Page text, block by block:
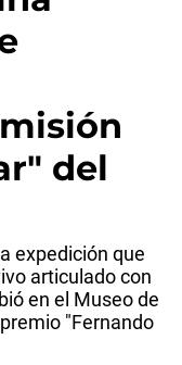
del
expedición que
articulado con
en el Museo de
"Fernando